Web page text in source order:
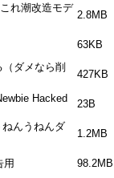
れ潮改造モデ
2.8MB
63KB
ダメなら削
427KB
Hacked
23B
ねんうねんダ
1.2MB
用 98.2MB